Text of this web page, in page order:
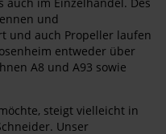
und
und auch Propeller laufen
entweder über
A8 und A93 sowie
steigt vielleicht in
Unser